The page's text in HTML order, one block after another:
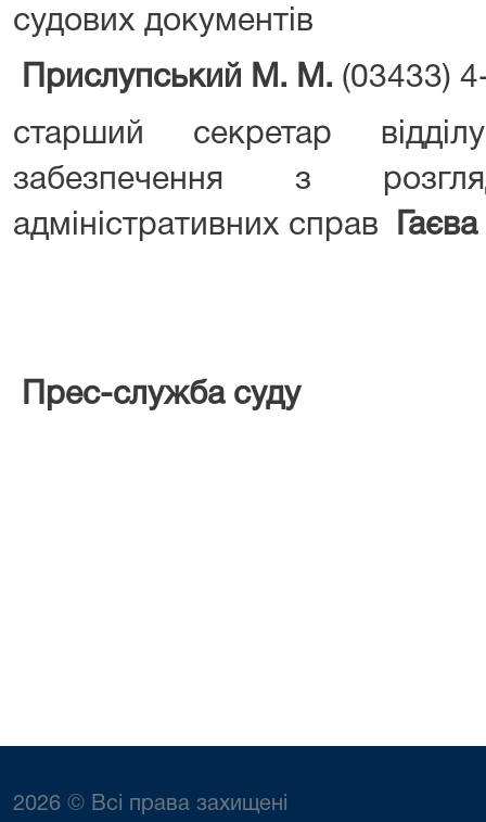
судових документів
Прислупський М . М . (03433)
старший секретар
забезпечення з
адміністративних справ
Гаєва
рес-служба суду
2026 © Всі права захищені